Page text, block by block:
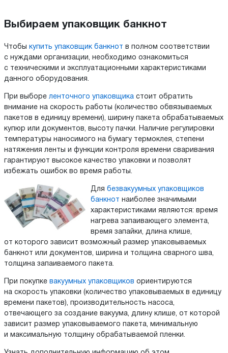
Выбираем упаковщик банкнот
Чтобы купить упаковщик банкнот в полном соответствии
с нуждами организации, необходимо ознакомиться
с техническими и эксплуатационными характеристиками
данного оборудования.
При выборе ленточного упаковщика стоит обратить
внимание на скорость работы (количество обвязываемых
пакетов в единицу времени), ширину пакета обрабатываемых
купюр или документов, высоту пачки. Наличие регулировки
температуры наносимого на бумагу термоклея, степени
натяжения ленты и функции контроля времени сваривания
гарантируют высокое качество упаковки и позволят
избежать ошибок во время работы.
Для безвакуумных упаковщиков
банкнот наиболее значимыми
характеристиками являются: время
нагрева запаивающего элемента,
время запайки, длина клише,
от которого зависит возможный размер упаковываемых
банкнот или документов, ширина и толщина сварного шва,
толщина запаиваемого пакета.
При покупке вакуумных упаковщиков ориентируются
на скорость упаковки (количество упаковываемых в единицу
времени пакетов), производительность насоса,
отвечающего за создание вакуума, длину клише, от которой
зависит размер упаковываемого пакета, минимальную
и максимальную толщину обрабатываемой пленки.